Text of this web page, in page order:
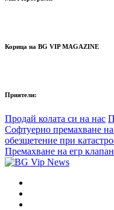
Корица на BG VIP MAGAZINE
Приятели:
Продай колата си на нас
Софтуерно премахване
обезщетение при
Премахване на егр клапан